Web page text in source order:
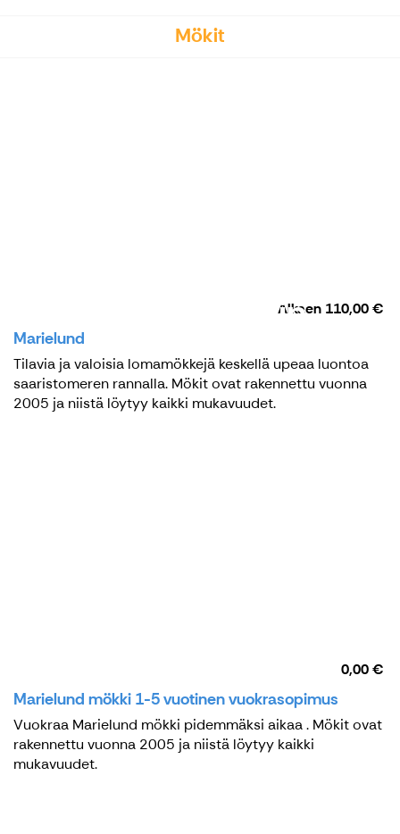
Mellangårdiin
Mökit
Alkaen 110,00 €
Marielund
Tilavia ja valoisia lomamökkejä keskellä upeaa luontoa
saaristomeren rannalla. Mökit ovat rakennettu vuonna
2005 ja niistä löytyy kaikki mukavuudet.
0,00 €
Marielund mökki 1-5 vuotinen vuokrasopimus
Vuokraa Marielund mökki pidemmäksi aikaa . Mökit ovat
rakennettu vuonna 2005 ja niistä löytyy kaikki
mukavuudet.